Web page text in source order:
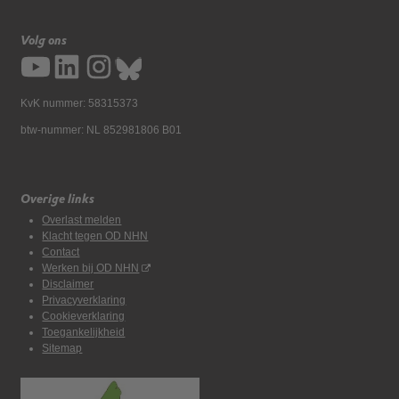
Volg ons
KvK nummer: 58315373
btw-nummer: NL 852981806 B01
Overige links
Overlast melden
Klacht tegen OD NHN
Contact
Werken bij OD NHN
Disclaimer
Privacyverklaring
Cookieverklaring
Toegankelijkheid
Sitemap